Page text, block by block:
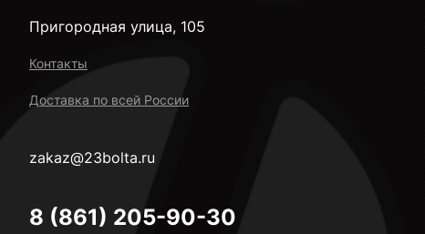
Пригородная улица, 105
Контакты
Доставка по всей России
zakaz@23bolta.ru
8 (861) 205-90-30